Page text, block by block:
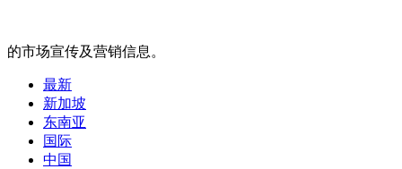
的市场宣传及营销信息。
最新
新加坡
东南亚
国际
中国